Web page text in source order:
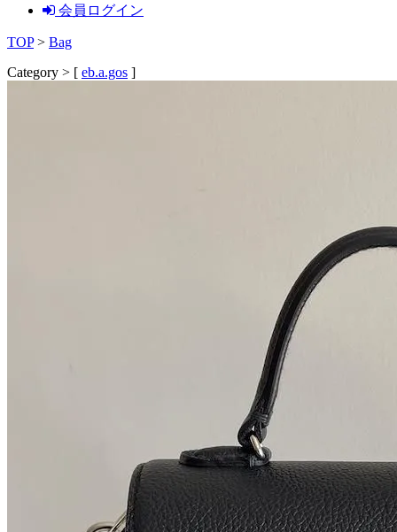
会員ログイン
TOP > Bag
Category > [ eb.a.gos ]